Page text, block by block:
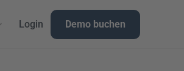
Login Demo buchen